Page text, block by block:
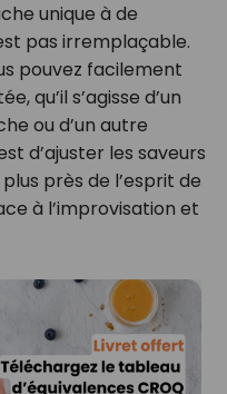
unique à de
pas irremplaçable.
pouvez facilement
qu’il s’agisse d’un
ou d’un autre
d’ajuster les saveurs
près de l’esprit de
à l’improvisation et